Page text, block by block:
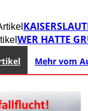
WER HATTE
Mehr vom